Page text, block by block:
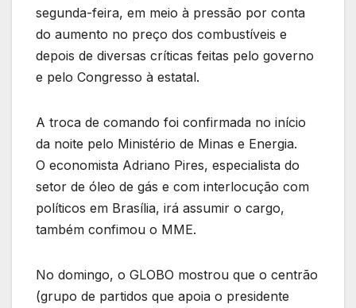
segunda-feira, em meio à pressão por conta
do aumento no preço dos combustíveis e
depois de diversas críticas feitas pelo governo
e pelo Congresso à estatal.
A troca de comando foi confirmada no início
da noite pelo Ministério de Minas e Energia.
O economista Adriano Pires, especialista do
setor de óleo de gás e com interlocução com
políticos em Brasília, irá assumir o cargo,
também confimou o MME.
No domingo, o GLOBO mostrou que o centrão
(grupo de partidos que apoia o presidente